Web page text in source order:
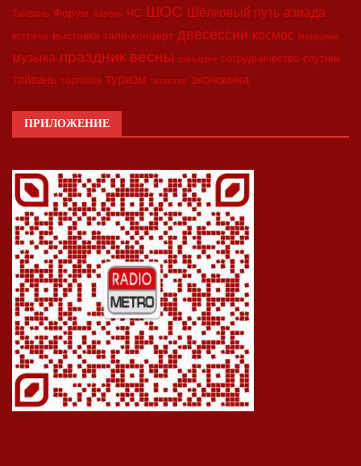
Тайвань Форум Харбин ЧС ШОС Шёлковый путь азиада
встреча выставка гала-концерт двесессии космос медицина
музыка праздник весны синьцзян сотрудничество спутник
тайвань торговля туризм экология экономика
ПРИЛОЖЕНИЕ